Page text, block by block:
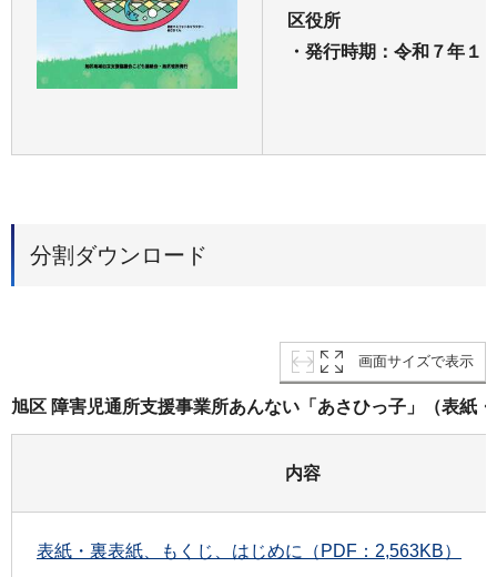
区役所
・発行時期：令和７年１
分割ダウンロード
画面サイズで表示
旭区 障害児通所支援事業所あんない「あさひっ子」（表紙
内容
表紙・裏表紙、もくじ、はじめに（PDF：2,563KB）